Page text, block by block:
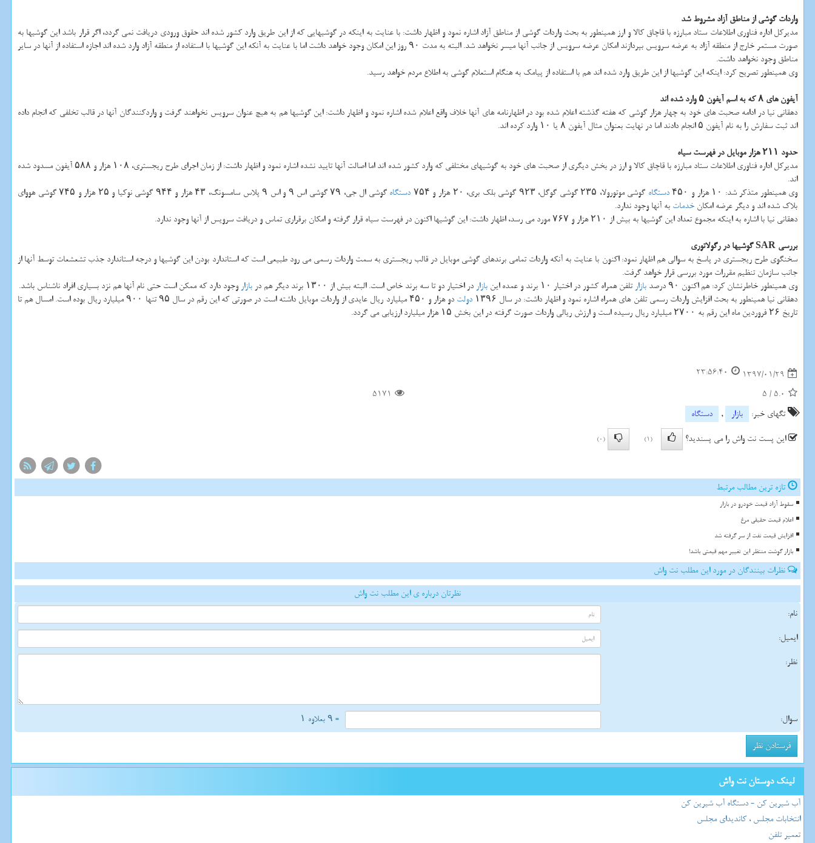
واردات گوشی از مناطق آزاد مشروط شد
مدیركل اداره فناوری اطلاعات ستاد مبارزه با قاچاق كالا و ارز همینطور به بحث واردات گوشی از مناطق آزاد اشاره نمود و اظهار داشت: با عنایت به اینكه در گوشیهایی كه از این طریق وارد كشور شده اند حقوق ورودی دریافت نمی گردد، اگر قرار باشد این گوشیها به
صورت مستمر خارج از منطقه آزاد به عرضه سرویس بپردازند امكان عرضه سرویس از جانب آنها میسر نخواهد شد. البته به مدت ۹۰ روز این امكان وجود خواهد داشت اما با عنایت به آنكه این گوشیها با استفاده از منطقه آزاد وارد شده اند اجازه استفاده از آنها در سایر
مناطق وجود نخواهد داشت.
وی همینطور تصریح كرد: اینكه این گوشیها از این طریق وارد شده اند هم با استفاده از پیامك به هنگام استعلام گوشی به اطلاع مردم خواهد رسید.
آیفون های ۸ كه به اسم آیفون ۵ وارد شده اند
دهقانی نیا در ادامه صحبت های خود به چهار هزار گوشی كه هفته گذشته اعلام شده بود در اظهارنامه های آنها خلاف واقع اعلام شده اشاره نمود و اظهار داشت: این گوشیها هم به هیچ عنوان سرویس نخواهند گرفت و واردكنندگان آنها در قالب تخلفی كه انجام داده
اند ثبت سفارش را به نام آیفون ۵ انجام دادند اما در نهایت بعنوان مثال آیفون ۸ یا ۱۰ وارد كرده اند.
حدود ۲۱۱ هزار موبایل در فهرست سیاه
مدیركل اداره فناوری اطلاعات ستاد مبارزه با قاچاق كالا و ارز در بخش دیگری از صحبت های خود به گوشیهای مختلفی كه وارد كشور شده اند اما اصالت آنها تایید نشده اشاره نمود و اظهار داشت: از زمان اجرای طرح ریجستری، ۱۰۸ هزار و ۵۸۸ آیفون مسدود شده
اند.
وی همینطور متذكر شد: ۱۰ هزار و ۴۵۰
دستگاه گوشی موتورولا، ۲۳۵ گوشی گوگل، ۹۲۳ گوشی بلك بری، ۲۰ هزار و ۷۵۴ دستگاه
گوشی ال جی، ۷۹ گوشی اس ۹ و اس ۹ پلاس سامسونگ، ۴۳ هزار و ۹۴۴ گوشی نوكیا و ۲۵ هزار و ۷۴۵ گوشی هووای
بلاك شده اند و دیگر عرضه امكان خدمات به آنها وجود ندارد.
دهقانی نیا با اشاره به اینكه مجموع تعداد این گوشیها به بیش از ۲۱۰ هزار و ۷۶۷ مورد می رسد، اظهار داشت: این گوشیها اكنون در فهرست سیاه قرار گرفته و امكان برقراری تماس و دریافت سرویس از آنها وجود ندارد.
بررسی SAR گوشیها در رگولاتوری
سخنگوی طرح ریجستری در پاسخ به سوالی هم اظهار نمود: اكنون با عنایت به آنكه واردات تمامی برندهای گوشی موبایل در قالب ریجستری به سمت واردات رسمی می رود طبیعی است كه استاندارد بودن این گوشیها و درجه استاندارد جذب تشعشعات توسط آنها از
جانب سازمان تنظیم مقررات مورد بررسی قرار خواهد گرفت.
وی همینطور خاطرنشان كرد: هم اكنون ۹۰ درصد
بازار تلفن همراه كشور در اختیار ۱۰ برند و عمده این بازار در اختیار دو تا سه برند خاص است. البته بیش از ۱۳۰۰ برند دیگر هم در بازار وجود دارد كه ممكن است حتی نام آنها هم نزد بسیاری افراد ناشناس باشد.
دهقانی نیا همینطور به بحث افزایش واردات رسمی تلفن های همراه اشاره نمود و اظهار داشت: در سال ۱۳۹۶
دولت
دو هزار و ۴۵۰ میلیارد ریال عایدی از واردات موبایل داشته است در صورتی كه این رقم در سال ۹۵ تنها ۹۰۰ میلیارد ریال بوده است. امسال هم تا
تاریخ ۲۶ فروردین ماه این رقم به ۲۷۰۰ میلیارد ریال رسیده است و ارزش ریالی واردات صورت گرفته در این بخش ۱۵ هزار میلیارد ارزیابی می گردد.
1397/01/29
23:56:40
5.0
/
5
5171
تگهای خبر:
بازار ,
دستگاه
این پست نت واش را می پسندید؟
(1)
(0)
تازه ترین مطالب مرتبط
سقوط آزاد قیمت خودرو در بازار
اعلام قیمت حقیقی مرغ
افزایش قیمت نفت از سر گرفته شد
بازار گوشت منتظر این تغییر مهم قیمتی باشد!
نظرات بینندگان در مورد این مطلب نت واش
نظرتان درباره ی این مطلب نت واش
نام:
ایمیل:
نظر:
سوال: = ۹ بعلاوه ۱
لینک دوستان نت واش
آب شیرین کن - دستگاه آب شیرین کن
انتخابات مجلس ، کاندیدای مجلس
تعمیر تلفن